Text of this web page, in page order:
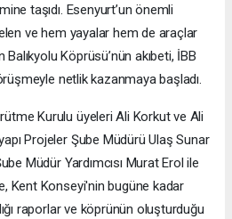
taşıdı. Esenyurt’un önemli
ve hem yayalar hem de araçlar
Köprüsü’nün akıbeti, İBB
netlik kazanmaya başladı.
Kurulu üyeleri Ali Korkut ve Ali
Projeler Şube Müdürü Ulaş Sunar
Müdür Yardımcısı Murat Erol ile
Kent Konseyi'nin bugüne kadar
raporlar ve köprünün oluşturduğu